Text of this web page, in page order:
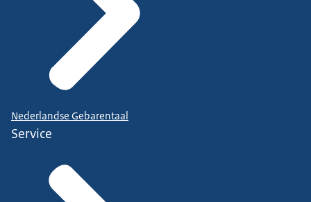
Nederlandse Gebarentaal
Service